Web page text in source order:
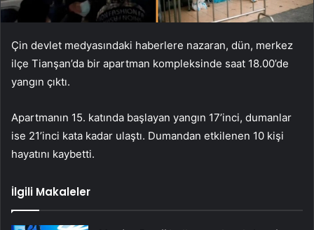
Çin devlet medyasındaki haberlere nazaran, dün, merkez
ilçe Tianşan’da bir apartman kompleksinde saat 18.00’de
yangın çıktı.
Apartmanın 15. katında başlayan yangın 17’inci, dumanlar
ise 21’inci kata kadar ulaştı. Dumandan etkilenen 10 kişi
hayatını kaybetti.
İlgili Makaleler